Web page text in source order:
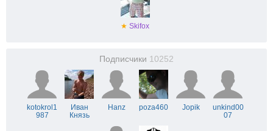
★ Skifox
Подписчики 10252
kotokrol1
987
Иван
Князь
Hanz poza460 Jopik
unkind00
07